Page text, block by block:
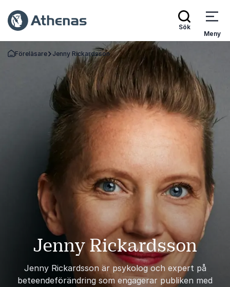
Sök
Meny
Gå tillbaka till startsidan
Föreläsare Jenny Rickardsson
Jenny Rickardsson
Jenny Rickardsson är psykolog och expert på
beteendeförändring som engagerar publiken med